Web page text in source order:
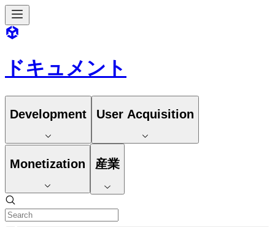
ドキュメント
Development User Acquisition
Monetization 産業